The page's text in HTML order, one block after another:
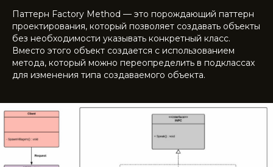
Паттерн Factory Method — это порождающий паттерн
проектирования, который позволяет создавать объекты
без необходимости указывать конкретный класс.
Вместо этого объект создается с использованием
метода, который можно переопределить в подклассах
для изменения типа создаваемого объекта.